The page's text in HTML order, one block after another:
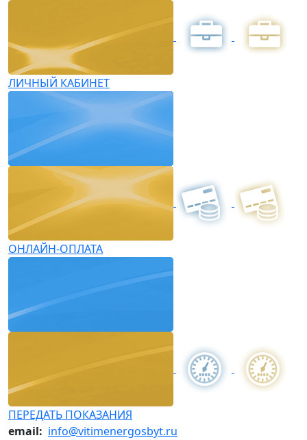
ЛИЧНЫЙ КАБИНЕТ
ОНЛАЙН-ОПЛАТА
ПЕРЕДАТЬ ПОКАЗАНИЯ
email: info@vitimenergosbyt.ru